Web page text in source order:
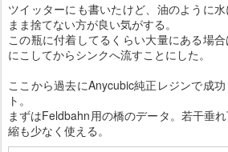
ツイッターにも書いたけど、油のように
まま捨てない方が良い気がする。
この瓶に付着してるくらい大量にある場
にこしてからシンクへ流すことにした。
ここから過去にAnycubic純正レジンで成
ト。
まずはFeldbahn用の橋のデータ。若干垂
縮も少なく使える。